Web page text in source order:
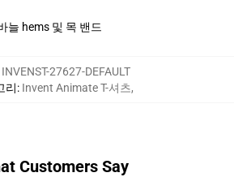
늘 hems 및 목 밴드
INVENST-27627-DEFAULT
리: Invent Animate T-셔츠,
Customers Say